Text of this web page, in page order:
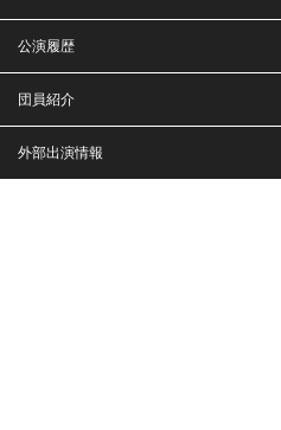
公演履歴
団員紹介
外部出演情報